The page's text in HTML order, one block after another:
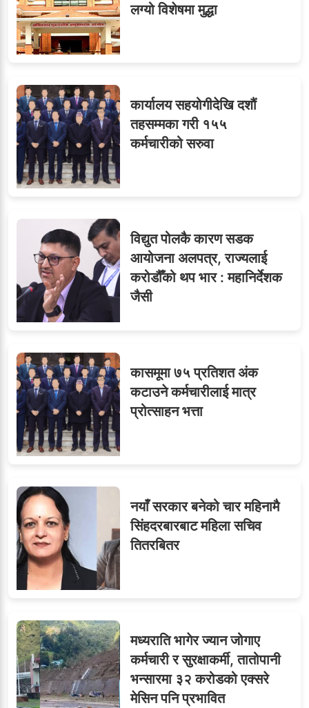
७
मन्त्रीको लावालस्कर,
कर्मचारीलाई सास्ती : ८५
जनाको नास्ता, ७० जनाको
बिल कसले तिर्छ?
८जुनियरलाई दोहोरो जिम्मेवारी,
मन्त्रालयभित्र असन्तुष्टि
९ओएनएमका नाममा अत्याचार :
सब–इन्जिनियरहरुको गम्भीर
ध्यानाकर्षण
लग्यो विशेषमा मुद्धा
कार्यालय सहयोगीदेखि दशौं
तहसम्मका गरी १५५
कर्मचारीको सरुवा
विद्युत पोलकै कारण सडक
आयोजना अलपत्र, राज्यलाई
करोडौँको थप भार : महानिर्देशक
जैसी
कासमूमा ७५ प्रतिशत अंक
कटाउने कर्मचारीलाई मात्र
प्रोत्साहन भत्ता
नयाँ सरकार बनेको चार महिनामै
सिंहदरबारबाट महिला सचिव
तितरबितर
मध्यराति भागेर ज्यान जोगाए
कर्मचारी र सुरक्षाकर्मी, तातोपानी
भन्सारमा ३२ करोडको एक्सरे
मेसिन पनि प्रभावित